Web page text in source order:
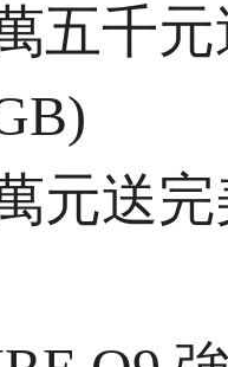
五千
元送